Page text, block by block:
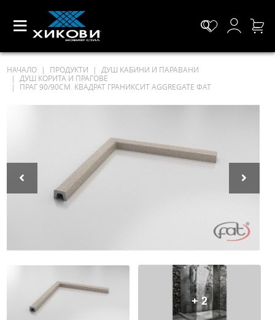
НАЧАЛО ПРОДУКТИ
ДУШ КАБИНИ И ПАРАВАНИ
ДУШ КОРИТА И ПРАГОВЕ
ПРАГ 90/90СМ. КВАДРАТ ГРАНИКСИТ AGGREGATE ФАТ
+ 2